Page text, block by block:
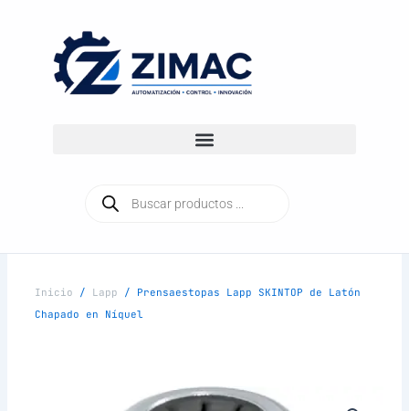
contenido
productos
Inicio / Lapp / Prensaestopas Lapp SKINTOP de Latón
Chapado en Níquel